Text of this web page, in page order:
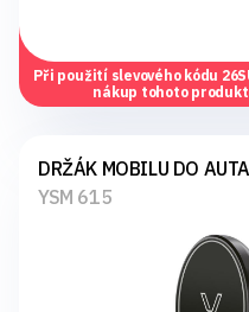
Při použití slevového kódu
nákup tohoto
DRŽÁK MOBILU DO
YSM 615